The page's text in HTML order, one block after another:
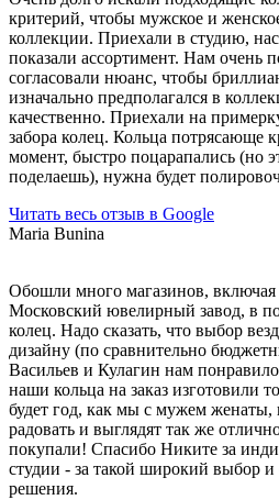
критерий, чтобы мужское и
коллекции. Приехали в студию,
показали ассортимент. Нам очень
согласовали нюанс, чтобы
изначально предполагался в
качественно. Приехали на
забора колец. Кольца потрясающе
момент, быстро поцарапались (но
поделаешь), нужна будет
Читать весь отзыв в Google
Maria Bunina
Обошли много магазинов,
Московский ювелирный завод, в
колец. Надо сказать, что выбор
дизайну (по сравнительно
Васильев и Кулагин нам
наши кольца на заказ изготовили
будет год, как мы с мужем женаты,
радовать и выглядят так же
покупали! Спасибо Никите за
студии - за такой широкий выбор
решения.